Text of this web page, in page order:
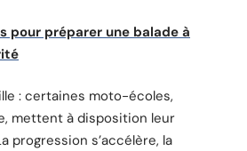
pour préparer une balade à
: certaines moto-écoles,
mettent à disposition leur
progression s’accélère, la